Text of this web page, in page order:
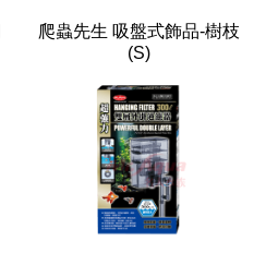
爬蟲先生 吸盤式飾品-樹枝
(S)